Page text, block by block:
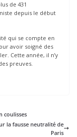
de 431
depuis le début
qui se compte en
avoir soigné des
Cette année, il n’y
preuves.
coulisses
la fausse neutralité de
Paris